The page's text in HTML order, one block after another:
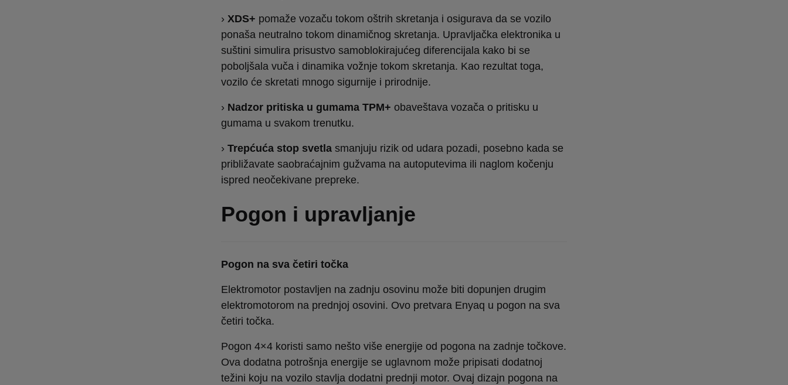
› XDS+ pomaže vozaču tokom oštrih skretanja i osigurava da se vozilo
ponaša neutralno tokom dinamičnog skretanja. Upravljačka elektronika u
suštini simulira prisustvo samoblokirajućeg diferencijala kako bi se
poboljšala vuča i dinamika vožnje tokom skretanja. Kao rezultat toga,
vozilo će skretati mnogo sigurnije i prirodnije.
› Nadzor pritiska u gumama TPM+ obaveštava vozača o pritisku u
gumama u svakom trenutku.
› Trepćuća stop svetlasmanjuju rizik od udara pozadi, posebno kada se
približavate saobraćajnim gužvama na autoputevima ili naglom kočenju
ispred neočekivane prepreke.
Pogon i upravljanje
Pogon na sva četiri točka
Elektromotor postavljen na zadnju osovinu može biti dopunjen drugim
elektromotorom na prednjoj osovini. Ovo pretvara Enyaq u pogon na sva
četiri točka.
Pogon 4×4 koristi samo nešto više energije od pogona na zadnje točkove.
Ova dodatna potrošnja energije se uglavnom može pripisati dodatnoj
težini koju na vozilo stavlja dodatni prednji motor. Ovaj dizajn pogona na